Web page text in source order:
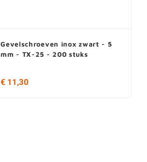
Gevelschroeven inox zwart - 5
mm - TX-25 - 200 stuks
€ 11,30